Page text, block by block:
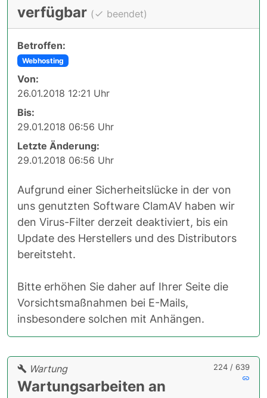
verfügbar ( beendet)
Betroffen:
Webhosting
Von:
26.01.2018 12:21 Uhr
Bis:
29.01.2018 06:56 Uhr
Letzte Änderung:
29.01.2018 06:56 Uhr
Aufgrund einer Sicherheitslücke in der von
uns genutzten Software ClamAV haben wir
den Virus-Filter derzeit deaktiviert, bis ein
Update des Herstellers und des Distributors
bereitsteht.
Bitte erhöhen Sie daher auf Ihrer Seite die
Vorsichtsmaßnahmen bei E-Mails,
insbesondere solchen mit Anhängen.
224 / 639
Wartung
Wartungsarbeiten an